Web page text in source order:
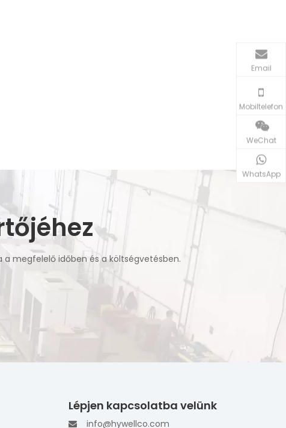
megfelelő időben és a költségvetésben.
Email
Mobiltelefon
WeChat
WhatsApp
Lépjen kapcsolatba velünk
 info@hywellco.com